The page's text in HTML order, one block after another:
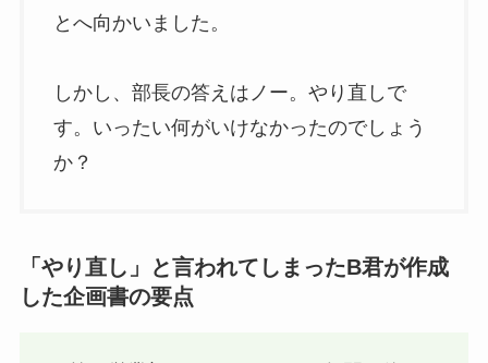
とへ向かいました。
しかし、部長の答えはノー。やり直しで
す。いったい何がいけなかったのでしょう
か？
「やり直し」と言われてしまったB君が作成
した企画書の要点